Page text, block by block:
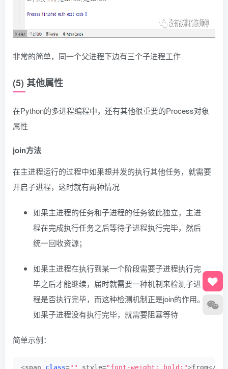
非常的简单，同一个父进程下边有三个子进程工作
(5) 其他属性
在Python的多进程编程中，还有其他很重要的Process对象
属性
join方法
在主进程运行的过程中如果想并发的执行其他任务，就需要
开启子进程，这时就有两种情况
如果主进程的任务和子进程的任务彼此独立，主进
程在完成执行任务之后等待子进程执行完毕，然后
统一回收资源；
如果主进程在执行到某一个阶段需要子进程执行完
毕之后才能继续，届时就需要一种机制来检测子进
程是否执行完毕，而这种检测机制正是join的作用。
如果子进程没有执行完毕，就需要阻塞等待
简单示例：
<span class="" style="font-weight: bold;">from</